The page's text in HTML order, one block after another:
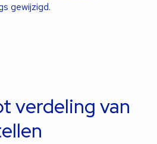
gewijzigd.
verdeling van